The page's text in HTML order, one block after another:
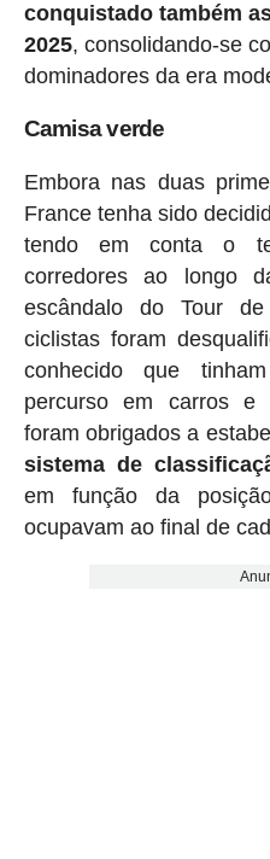
conquistado também
2025, consolidando-se
dominadores da era
Camisa verde
Embora nas duas
France tenha sido
tendo em conta o
corredores ao longo
escândalo do Tour de
ciclistas foram
conhecido que
percurso em carros e
foram obrigados a
sistema de
em função da
ocupavam ao final de